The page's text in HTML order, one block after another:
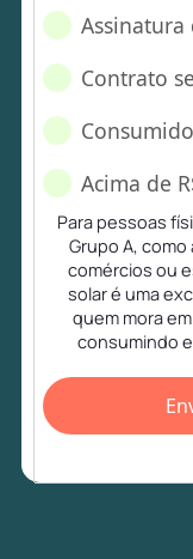
Contrato
Acima de
Para pessoas
Grupo A,
comércios ou
solar é uma
quem mora
consumindo